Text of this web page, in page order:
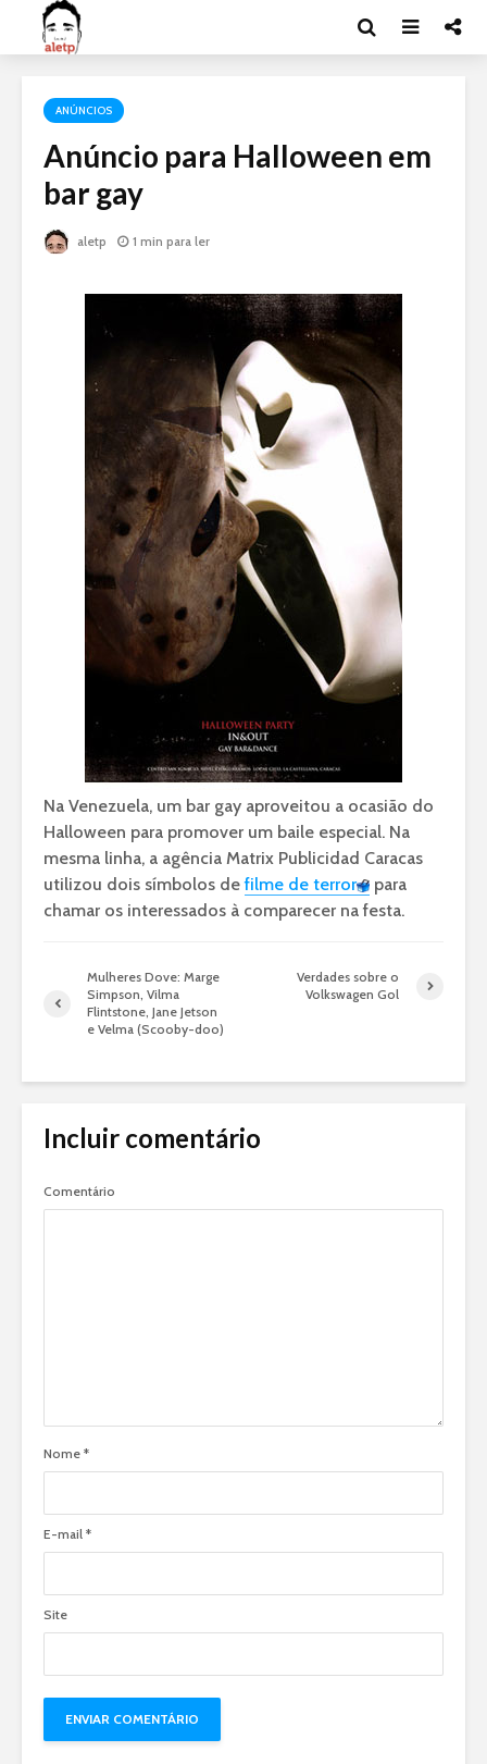
ANÚNCIOS
Anúncio para Halloween em
bar gay
aletp 1 min para ler
Na Venezuela, um bar gay aproveitou a ocasião do
Halloween para promover um baile especial. Na
mesma linha, a agência Matrix Publicidad Caracas
utilizou dois símbolos defilme de terror
para
chamar os interessados à comparecer na festa.
Mulheres Dove: Marge
Simpson, Vilma
Flintstone, Jane Jetson
e Velma (Scooby-doo)
Verdades sobre o
Volkswagen Gol
Incluir comentário
Comentário
Nome *
E-mail *
Site